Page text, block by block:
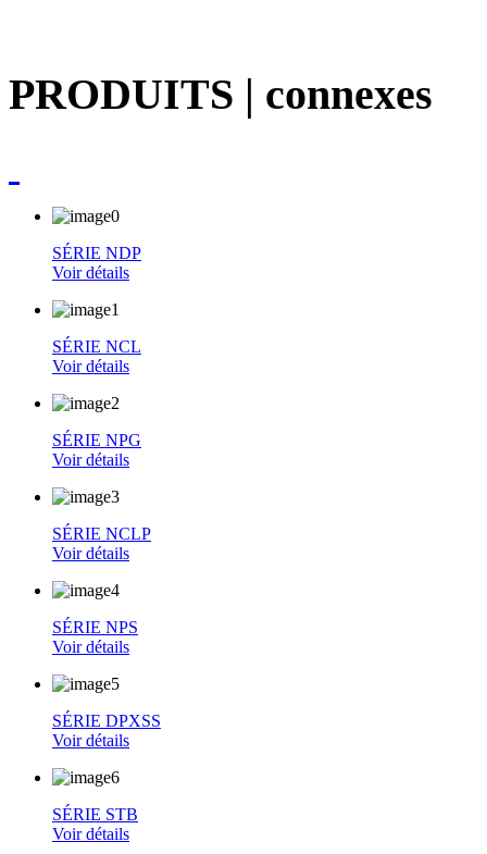
PRODUITS | connexes
SÉRIE NDP
Voir détails
SÉRIE NCL
Voir détails
SÉRIE NPG
Voir détails
SÉRIE NCLP
Voir détails
SÉRIE NPS
Voir détails
SÉRIE DPXSS
Voir détails
SÉRIE STB
Voir détails